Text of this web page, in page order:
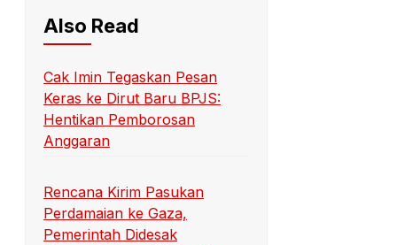
Also Read
Cak Imin Tegaskan Pesan
Keras ke Dirut Baru BPJS:
Hentikan Pemborosan
Anggaran
Rencana Kirim Pasukan
Perdamaian ke Gaza,
Pemerintah Didesak